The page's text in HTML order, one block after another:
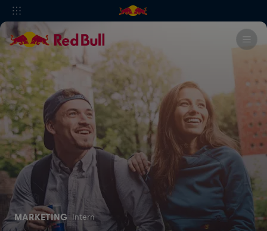
MARKETING Intern